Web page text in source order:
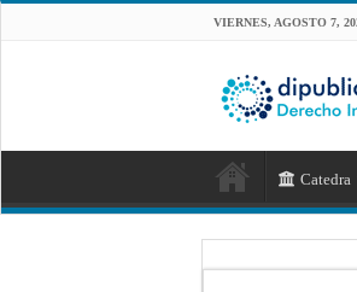
VIERNES, AGOSTO 7,
Catedra